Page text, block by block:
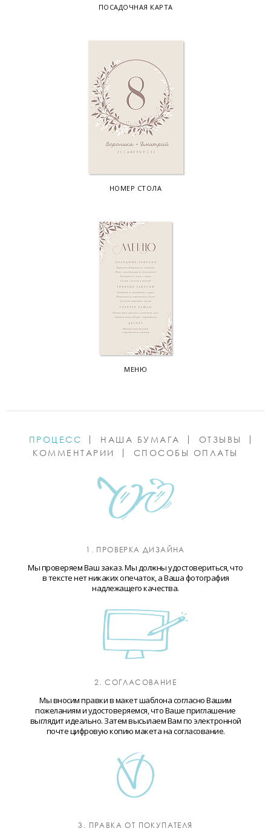
ПОСАДОЧНАЯ КАРТА
НОМЕР СТОЛА
МЕНЮ
ПРОЦЕСС НАША БУМАГА
ОТЗЫВЫ
КОММЕНТАРИИ
СПОСОБЫ ОПЛАТЫ
1. ПРОВЕРКА ДИЗАЙНА
Мы проверяем Ваш заказ. Мы должны удостовериться, что
в тексте нет никаких опечаток, а Ваша фотография
надлежащего качества.
2. СОГЛАСОВАНИЕ
Мы вносим правки в макет шаблона согласно Вашим
пожеланиям и удостоверяемся, что Ваше приглашение
выглядит идеально. Затем высылаем Вам по электронной
почте цифровую копию макета на согласование.
3. ПРАВКА ОТ ПОКУПАТЕЛЯ